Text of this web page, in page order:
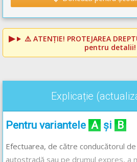
⚠️ ATENȚIE! PROTEJAREA
pentru
Explicație
Pentru variantele A și B
Efectuarea, de către conducătorul
autostradă sau pe drumul expres, a